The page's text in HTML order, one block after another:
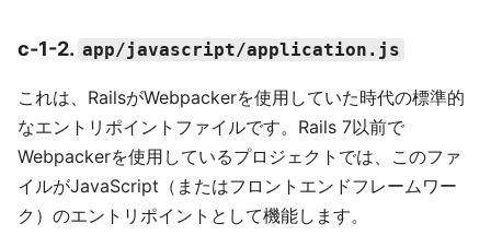
c-1-2. app/javascript/application.js
これは、RailsがWebpackerを使用していた時代の標準的
なエントリポイントファイルです。Rails 7以前で
Webpackerを使用しているプロジェクトでは、このファ
イルがJavaScript（またはフロントエンドフレームワー
ク）のエントリポイントとして機能します。